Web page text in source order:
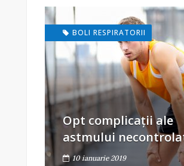
BOLI RESPIRATORII
Opt complicații ale
astmului
10 ianuarie 2019